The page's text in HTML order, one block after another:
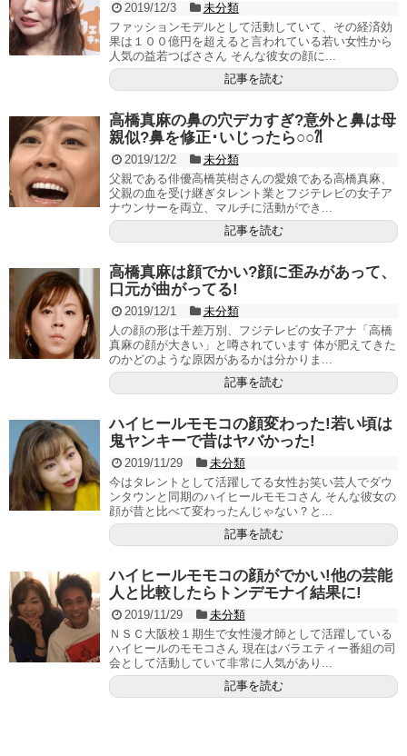
2019/12/3
未分類
ファッションモデルとして活動していて、その経済効
果は１００億円を超えると言われている若い女性から
人気の益若つばささん そんな彼女の顔に...
記事を読む
高橋真麻の鼻の穴デカすぎ?意外と鼻は母
親似?鼻を修正･いじったら○○⁈
2019/12/2
未分類
父親である俳優高橋英樹さんの愛娘である高橋真麻、
父親の血を受け継ぎタレント業とフジテレビの女子ア
ナウンサーを両立、マルチに活動ができ...
記事を読む
高橋真麻は顔でかい?顔に歪みがあって、
口元が曲がってる!
2019/12/1
未分類
人の顔の形は千差万別、フジテレビの女子アナ「高橋
真麻の顔が大きい」と噂されています 体が肥えてきた
のかどのような原因があるかは分かりま...
記事を読む
ハイヒールモモコの顔変わった!若い頃は
鬼ヤンキーで昔はヤバかった!
2019/11/29
未分類
今はタレントとして活躍してる女性お笑い芸人でダウ
ンタウンと同期のハイヒールモモコさん そんな彼女の
顔が昔と比べて変わったんじゃない？と...
記事を読む
ハイヒールモモコの顔がでかい!他の芸能
人と比較したらトンデモナイ結果に!
2019/11/29
未分類
ＮＳＣ大阪校１期生で女性漫才師として活躍している
ハイヒールのモモコさん 現在はバラエティー番組の司
会として活動していて非常に人気があり...
記事を読む